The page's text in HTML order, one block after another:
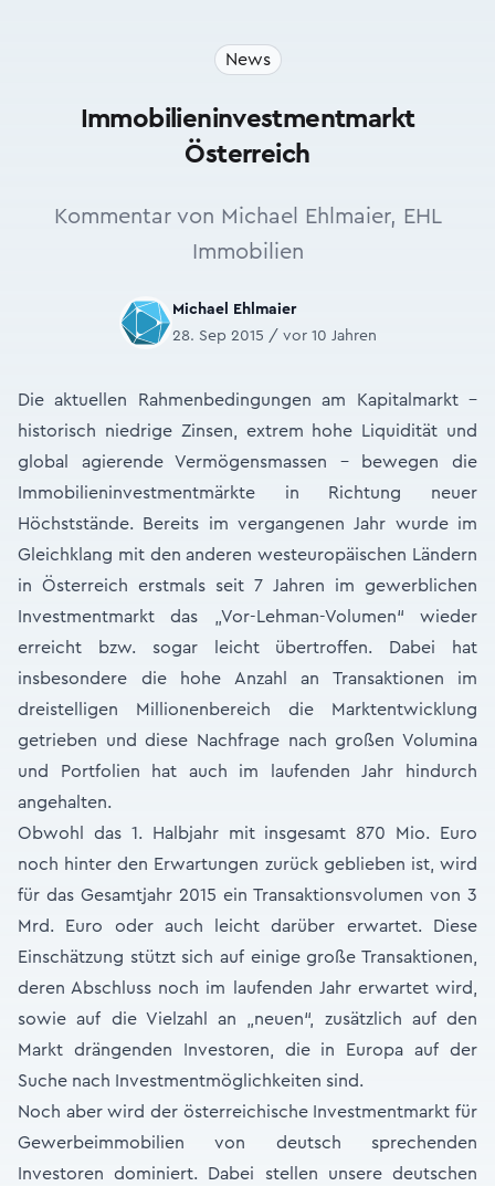
News
Immobilieninvestmentmarkt
Österreich
Kommentar von Michael Ehlmaier, EHL
Immobilien
Michael Ehlmaier
28. Sep 2015 / vor 10 Jahren
Die aktuellen Rahmenbedingungen am Kapitalmarkt –
historisch niedrige Zinsen, extrem hohe Liquidität und
global agierende Vermögensmassen – bewegen die
Immobilieninvestmentmärkte in Richtung neuer
Höchststände. Bereits im vergangenen Jahr wurde im
Gleichklang mit den anderen westeuropäischen Ländern
in Österreich erstmals seit 7 Jahren im gewerblichen
Investmentmarkt das „Vor-Lehman-Volumen“ wieder
erreicht bzw. sogar leicht übertroffen. Dabei hat
insbesondere die hohe Anzahl an Transaktionen im
dreistelligen Millionenbereich die Marktentwicklung
getrieben und diese Nachfrage nach großen Volumina
und Portfolien hat auch im laufenden Jahr hindurch
angehalten.
Obwohl das 1. Halbjahr mit insgesamt 870 Mio. Euro
noch hinter den Erwartungen zurück geblieben ist, wird
für das Gesamtjahr 2015 ein Transaktionsvolumen von 3
Mrd. Euro oder auch leicht darüber erwartet. Diese
Einschätzung stützt sich auf einige große Transaktionen,
deren Abschluss noch im laufenden Jahr erwartet wird,
sowie auf die Vielzahl an „neuen“, zusätzlich auf den
Markt drängenden Investoren, die in Europa auf der
Suche nach Investmentmöglichkeiten sind.
Noch aber wird der österreichische Investmentmarkt für
Gewerbeimmobilien von deutsch sprechenden
Investoren dominiert. Dabei stellen unsere deutschen